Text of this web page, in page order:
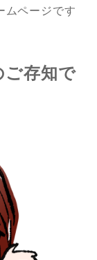
ムページです
存知で